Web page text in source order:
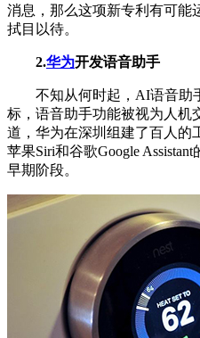
消息，那么这项新专利有可能
拭目以待。
2.华为开发语音助手
不知从何时起，AI语音助
标，语音助手功能被视为人机
道，华为在深圳组建了百人的
苹果Siri和谷歌Google
早期阶段。